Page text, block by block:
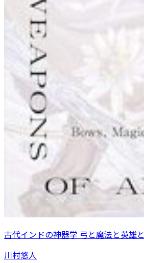
古代インドの神器学 弓と魔法と英雄と
川村悠人